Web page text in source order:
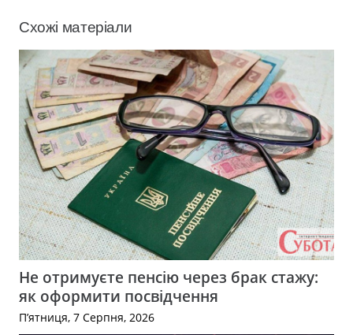
Схожі матеріали
Не отримуєте пенсію через брак стажу:
як оформити посвідчення
П’ятниця, 7 Серпня, 2026